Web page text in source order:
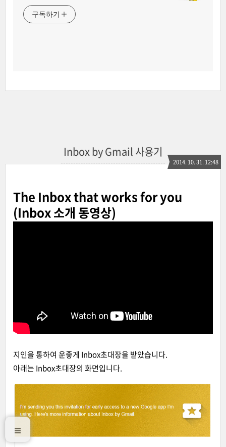
구독하기
Inbox by Gmail 사용기
2014. 10. 31. 12:48
The Inbox that works for you
(Inbox 소개 동영상)
지인을 통하여 운좋게 Inbox초대장을 받았습니다.
아래는 Inbox초대장의 화면입니다.